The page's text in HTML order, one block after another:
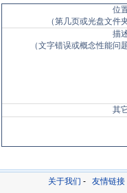
位
（第几页或光盘文件
描
（文字错误或概念性能问
其
关于我们 - 友情链接